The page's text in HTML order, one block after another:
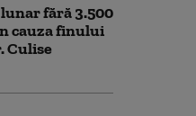
fără 3.500
cauza finului
Culise